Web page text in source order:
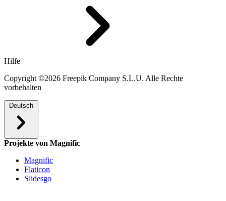
Hilfe
Copyright ©2026 Freepik Company S.L.U. Alle Rechte
vorbehalten
Deutsch
Projekte von Magnific
Magnific
Flaticon
Slidesgo